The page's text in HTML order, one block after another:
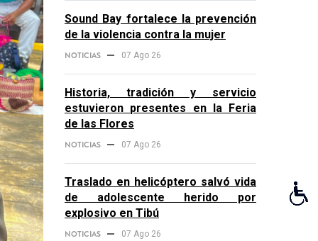
Sound Bay fortalece la prevención
de la violencia contra la mujer
NOTICIAS 07 Ago 26
Historia, tradición y servicio
estuvieron presentes en la Feria
de las Flores
NOTICIAS 07 Ago 26
Traslado en helicóptero salvó vida
de adolescente herido por
explosivo en Tibú
NOTICIAS 07 Ago 26